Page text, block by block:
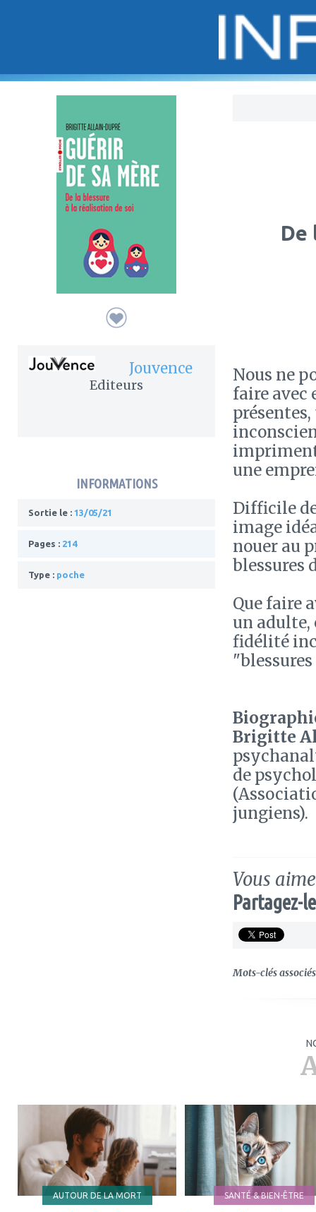
Jouvence
Editeurs
INFORMATIONS
Sortie le : 13/05/21
Pages : 214
Type : poche
De
Nous ne
faire avec
impriment
une
Difficile
image
nouer au
blessures
Que faire
un adulte,
fidélité
"blessures
Brigitte
de
jungiens).
Vous
Partagez-
Mots-clés
favoris
AUTOUR DE LA MORT
à
mes
favoris
SANTÉ & BIEN-ÊTRE